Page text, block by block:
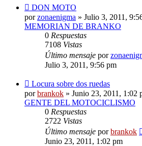
Nuevo
mensaje
DON MOTO
porzonaenigma » Julio 3, 2011,
MEMORIAN DE BRANKO
0 Respuestas
7108 Vistas
Último mensaje por
Julio 3, 2011, 9:56 pm
Nuevo
mensaje
Locura sobre dos ruedas
porbrankok » Junio 23, 2011, 1:02
GENTE DEL MOTOCICLISMO
0 Respuestas
2722 Vistas
Último mensaje porbrankok
Junio 23, 2011, 1:02 pm